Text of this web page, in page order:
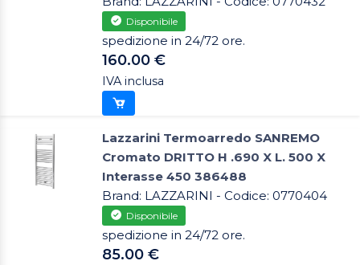
Disponibile
spedizione in 24/72 ore.
160.00 €
IVA inclusa
Lazzarini Termoarredo SANREMO
Cromato DRITTO H .690 X L. 500 X
Interasse 450 386488
Brand: LAZZARINI - Codice: 0770404
Disponibile
spedizione in 24/72 ore.
85.00 €